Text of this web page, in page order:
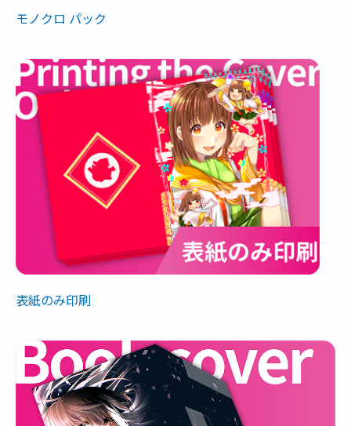
モノクロ パック
表紙のみ印刷